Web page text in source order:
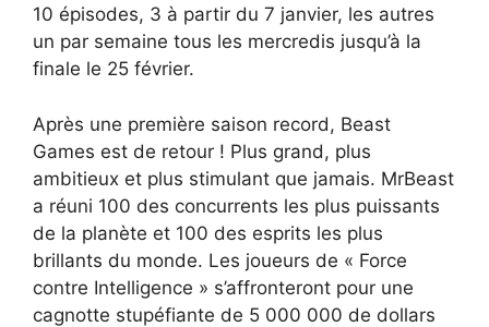
10 épisodes, 3 à partir du 7 janvier, les autres
un par semaine tous les mercredis jusqu’à la
finale le 25 février.
Après une première saison record, Beast
Games est de retour ! Plus grand, plus
ambitieux et plus stimulant que jamais. MrBeast
a réuni 100 des concurrents les plus puissants
de la planète et 100 des esprits les plus
brillants du monde. Les joueurs de « Force
contre Intelligence » s’affronteront pour une
cagnotte stupéfiante de 5 000 000 de dollars